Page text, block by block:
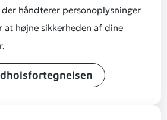
håndterer personoplysninger
at højne sikkerheden af dine